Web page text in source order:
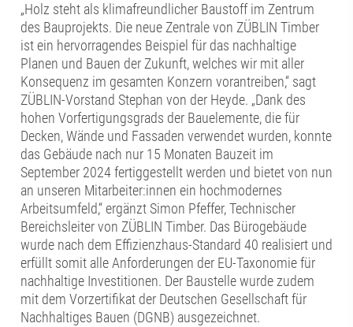
„Holz steht als klimafreundlicher Baustoff im Zentrum
des Bauprojekts. Die neue Zentrale von ZÜBLIN Timber
ist ein hervorragendes Beispiel für das nachhaltige
Planen und Bauen der Zukunft, welches wir mit aller
Konsequenz im gesamten Konzern vorantreiben,“ sagt
ZÜBLIN-Vorstand Stephan von der Heyde. „Dank des
hohen Vorfertigungsgrads der Bauelemente, die für
Decken, Wände und Fassaden verwendet wurden, konnte
das Gebäude nach nur 15 Monaten Bauzeit im
September 2024 fertiggestellt werden und bietet von nun
an unseren Mitarbeiter:innen ein hochmodernes
Arbeitsumfeld,“ ergänzt Simon Pfeffer, Technischer
Bereichsleiter von ZÜBLIN Timber. Das Bürogebäude
wurde nach dem Effizienzhaus-Standard 40 realisiert und
erfüllt somit alle Anforderungen der EU-Taxonomie für
nachhaltige Investitionen. Der Baustelle wurde zudem
mit dem Vorzertifikat der Deutschen Gesellschaft für
Nachhaltiges Bauen (DGNB) ausgezeichnet.